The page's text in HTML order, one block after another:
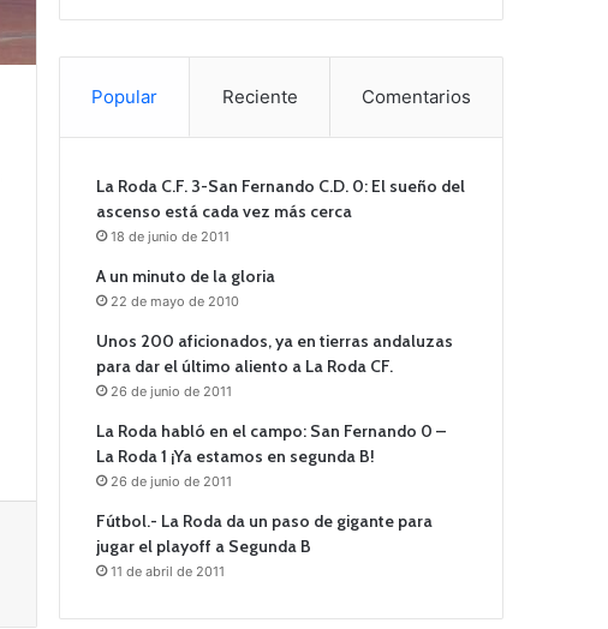
Popular Reciente Comentarios
La Roda C.F. 3-San Fernando C.D. 0: El sueño del
ascenso está cada vez más cerca
18 de junio de 2011
A un minuto de la gloria
22 de mayo de 2010
Unos 200 aficionados, ya en tierras andaluzas
para dar el último aliento a La Roda CF.
26 de junio de 2011
La Roda habló en el campo: San Fernando 0 –
La Roda 1 ¡Ya estamos en segunda B!
26 de junio de 2011
Fútbol.- La Roda da un paso de gigante para
jugar el playoff a Segunda B
11 de abril de 2011